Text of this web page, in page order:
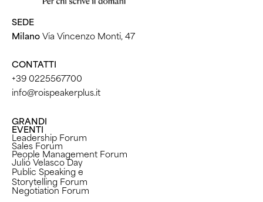
SEDE
MilanoVia Vincenzo Monti, 47
CONTATTI
+39 0225567700
info@roispeakerplus.it
GRANDI
EVENTI
Leadership Forum
Sales Forum
People Management Forum
Julio Velasco Day
Public Speaking e
Storytelling Forum
Negotiation Forum